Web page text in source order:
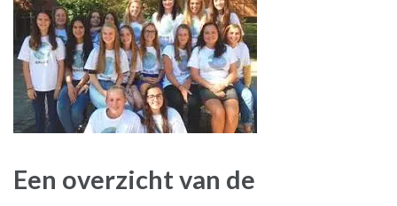
Een overzicht van de